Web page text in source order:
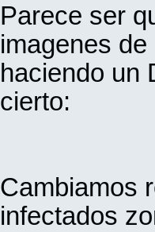
Parece ser
imagenes
haciendo un
cierto:
Cambiamos
infectados